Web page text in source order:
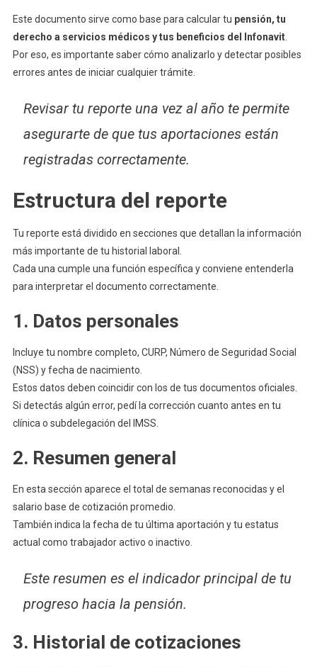
Este documento sirve como base para calcular tu pensión, tu
derecho a servicios médicos y tus beneficios del Infonavit.
Por eso, es importante saber cómo analizarlo y detectar posibles
errores antes de iniciar cualquier trámite.
Revisar tu reporte una vez al año te permite
asegurarte de que tus aportaciones están
registradas correctamente.
Estructura del reporte
Tu reporte está dividido en secciones que detallan la información
más importante de tu historial laboral.
Cada una cumple una función específica y conviene entenderla
para interpretar el documento correctamente.
1. Datos personales
Incluye tu nombre completo, CURP, Número de Seguridad Social
(NSS) y fecha de nacimiento.
Estos datos deben coincidir con los de tus documentos oficiales.
Si detectás algún error, pedí la corrección cuanto antes en tu
clínica o subdelegación del IMSS.
2. Resumen general
En esta sección aparece el total de semanas reconocidas y el
salario base de cotización promedio.
También indica la fecha de tu última aportación y tu estatus
actual como trabajador activo o inactivo.
Este resumen es el indicador principal de tu
progreso hacia la pensión.
3. Historial de cotizaciones